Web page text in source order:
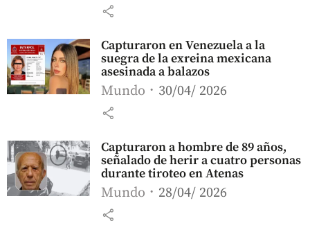
share
Capturaron en Venezuela a la
suegra de la exreina mexicana
asesinada a balazos
Mundo 30/04/ 2026
share
Capturaron a hombre de 89 años,
señalado de herir a cuatro personas
durante tiroteo en Atenas
Mundo 28/04/ 2026
share